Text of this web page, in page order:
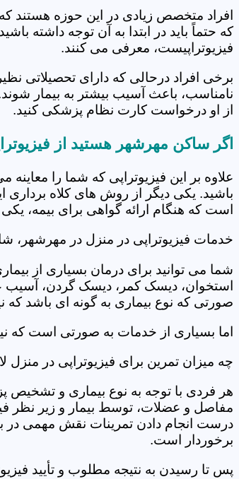
افراد متخصص زیادی در این حوزه هستند
که حتماً باید در ابتدا به آن توجه داشته
فیزیوتراپیست، معرفی می کنند.
برخی افراد درحالی که دارای تحصیلاتی
نامناسب، باعث آسیب بیشتر به بیمار
از او درخواست کارت نظام پزشکی کنید.
اگر ساکن مهرشهر هستید از
علاوه بر این فیزیوتراپی که شما را
باشید. یکی دیگر از روش های کلاه برداری
است که هنگام ارائه گواهی برای بیمه،
خدمات فیزیوتراپی در منزل در مهرشهر،
شما می توانید برای درمان بسیاری از
استخوان، دیسک کمر، دیسک گردن، آسیب
صورتی که نوع بیماری به گونه ای باشد که
اما بسیاری از خدمات به صورتی است که
چه میزان تمرین برای فیزیوتراپی در منزل
هر فردی با توجه به نوع بیماری و تشخیص
مفاصل و عضلات، توسط بیمار و زیر نظر
درست انجام دادن تمرینات نقش مهمی در
برخوردار است.
پس تا رسیدن به نتیجه مطلوب و تأیید